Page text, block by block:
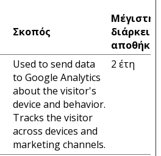
Σκοπός
Μέγιστη
διάρκεια
Used to send data
to Google Analytics
about the visitor's
device and behavior.
Tracks the visitor
across devices and
marketing channels.
2 έτη